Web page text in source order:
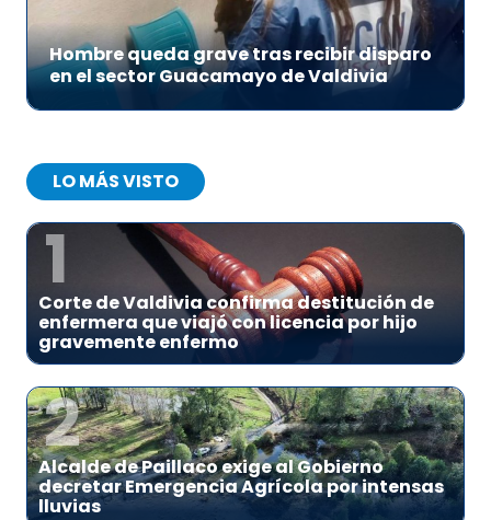
Hombre queda grave tras recibir disparo
en el sector Guacamayo de Valdivia
LO MÁS VISTO
1
Corte de Valdivia confirma destitución de
enfermera que viajó con licencia por hijo
gravemente enfermo
2
Alcalde de Paillaco exige al Gobierno
decretar Emergencia Agrícola por intensas
lluvias